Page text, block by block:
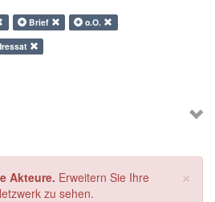
Brief
o.O.
×
Akteure. Erweitern Sie Ihre
zu sehen.